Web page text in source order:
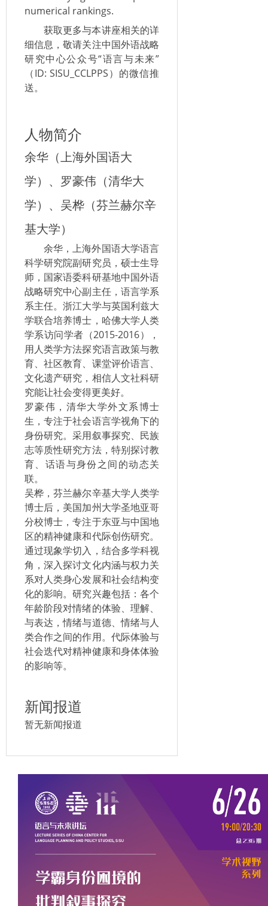
numerical rankings.
获取更多与本讲座相关的详
细信息，敬请关注中国外语战略
研究中心公众号“语言与未来”
（ID: SISU_CCLPPS）的微信推
送。
人物简介
余华（上海外国语大
学）、罗豪伟（清华大
学）、吴桦（芬兰赫尔辛
基大学）
余华，上海外国语大学语言
科学研究院副研究员，硕士生导
师，国家语委科研基地中国外语
战略研究中心副主任，语言学系
系主任。浙江大学与英国利兹大
学联合培养博士，哈佛大学人类
学系访问学者（2015-2016），
用人类学方法探究语言政策与教
育、社区教育、课堂评价语言、
文化遗产研究，相信人文社科研
究能让社会变得更美好。
罗豪伟，清华大学外文系博士
生，专注于社会语言学视角下的
身份研究。采用叙事探究、民族
志等质性研究方法，特别探讨教
育、话语与身份之间的动态关
联。
吴桦，芬兰赫尔辛基大学人类学
博士后，美国加州大学圣地亚哥
分校博士，专注于东亚与中国地
区的精神健康和代际创伤研究。
通过现象学切入，结合多学科视
角，深入探讨文化内涵与权力关
系对人类身心发展和社会结构变
化的影响。研究兴趣包括：各个
年龄阶段对情绪的体验、理解、
与表达，情绪与道德、情绪与人
类合作之间的作用。代际体验与
社会迭代对精神健康和身体体验
的影响等。
新闻报道
暂无新闻报道